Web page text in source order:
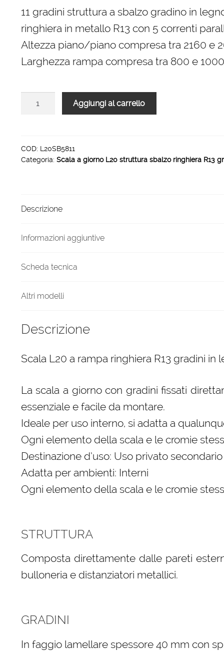
originale
era:
2.662,00 €.
attuale
è:
1.797,00 €.
11 gradini struttura a sbalzo gradino in
ringhiera in metallo R13 con 5 correnti
Altezza piano/piano compresa tra 2160 e
Larghezza rampa compresa tra 800 e
sbalzo
ringhiera
1000
quantità
Aggiungi al carrello
COD: L20SB5811
Categoria: Scala a giorno L20 struttura sbalzo ringhiera R13
Descrizione
Informazioni aggiuntive
Scheda tecnica
Altri modelli
Descrizione
Scala L20 a rampa ringhiera R13 gradini in
La scala a giorno con gradini fissati
essenziale e facile da montare.
Ideale per uso interno, si adatta a
Ogni elemento della scala e le cromie
Destinazione d’uso: Uso privato secondario
Adatta per ambienti: Interni
Ogni elemento della scala e le cromie
STRUTTURA
Composta direttamente dalle pareti
bulloneria e distanziatori metallici.
GRADINI
In faggio lamellare spessore 40 mm con